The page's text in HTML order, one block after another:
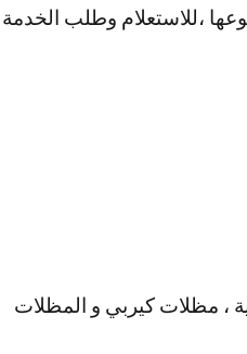
،للاستعلام وطلب الخدمة
، مظلات كيربي و المظلات